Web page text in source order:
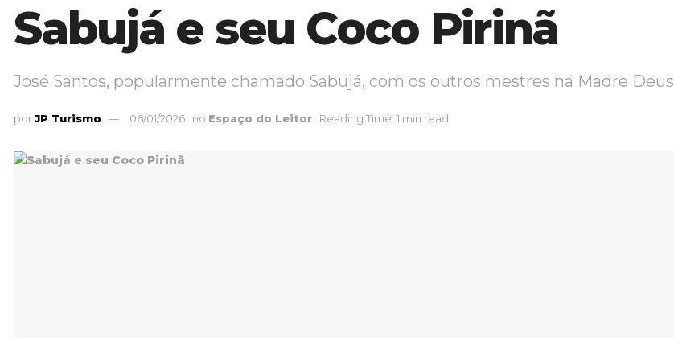
Sabujá e seu Coco Pirinã
José Santos, popularmente chamado Sabujá, com os outros mestres na Madre Deus
porJP Turismo 06/01/2026 no Espaço do Leitor Reading Time: 1 min read